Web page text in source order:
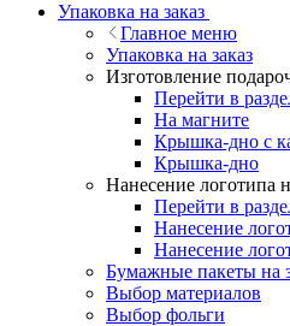
Упаковка на заказ
Главное меню
Упаковка на заказ
Изготовление
Перейти в
На магните
Крышка-дно с
Крышка-дно
Нанесение логотипа
Перейти в
Нанесение
Нанесение
Бумажные пакеты на
Выбор материалов
Выбор фольги